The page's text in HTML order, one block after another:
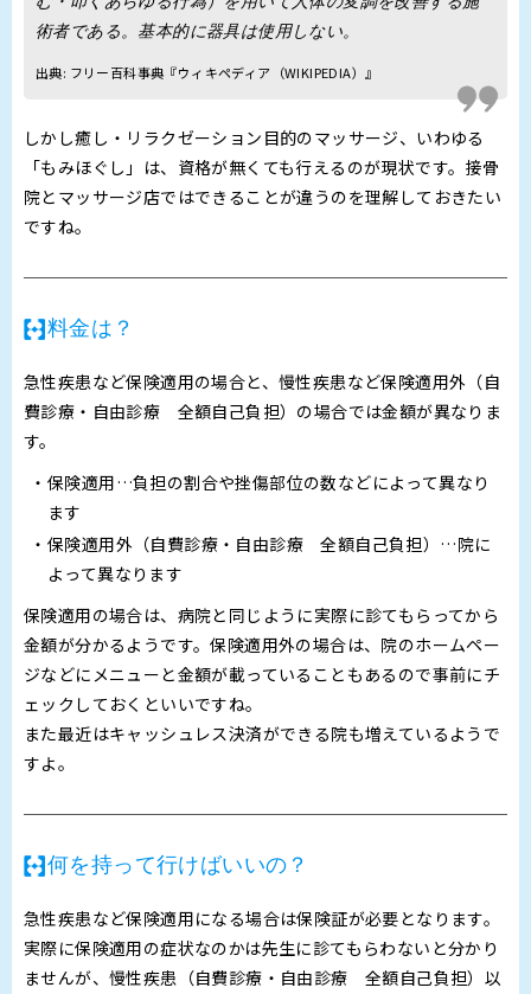
術者である。基本的に器具は使用しない。
出典: フリー百科事典『ウィキペディア（WIKIPEDIA）』
しかし癒し・リラクゼーション目的のマッサージ、いわゆる
「もみほぐし」は、資格が無くても行えるのが現状です。接骨
院とマッサージ店ではできることが違うのを理解しておきたい
ですね。
料金は？
急性疾患など保険適用の場合と、慢性疾患など保険適用外（自
費診療・自由診療 全額自己負担）の場合では金額が異なりま
す。
保険適用…負担の割合や挫傷部位の数などによって異なり
ます
保険適用外（自費診療・自由診療 全額自己負担）…院に
よって異なります
保険適用の場合は、病院と同じように実際に診てもらってから
金額が分かるようです。保険適用外の場合は、院のホームペー
ジなどにメニューと金額が載っていることもあるので事前にチ
ェックしておくといいですね。
また最近はキャッシュレス決済ができる院も増えているようで
すよ。
何を持って行けばいいの？
急性疾患など保険適用になる場合は保険証が必要となります。
実際に保険適用の症状なのかは先生に診てもらわないと分かり
ませんが、慢性疾患（自費診療・自由診療 全額自己負担）以